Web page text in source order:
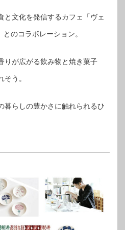
と文化を発信するカフェ「ヴェ
のコラボレーション。
りが広がる飲み物と焼き菓子
う。
暮らしの豊かさに触れられるひ